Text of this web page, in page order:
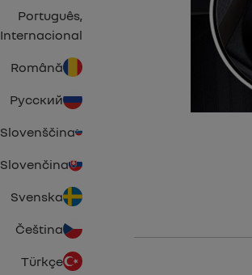
Português,
Internacional
Română
Русский
Slovenščina
Slovenčina
Svenska
Čeština
Türkçe